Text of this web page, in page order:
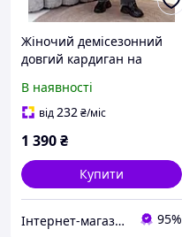
Жіночий демісезонний
довгий кардиган на
турецького флісу в
клітинку розміри 48-58
В наявності
від232₴/міс
1 390₴
Купити
Інтернет-магазин одягу та взуття KedON 95%